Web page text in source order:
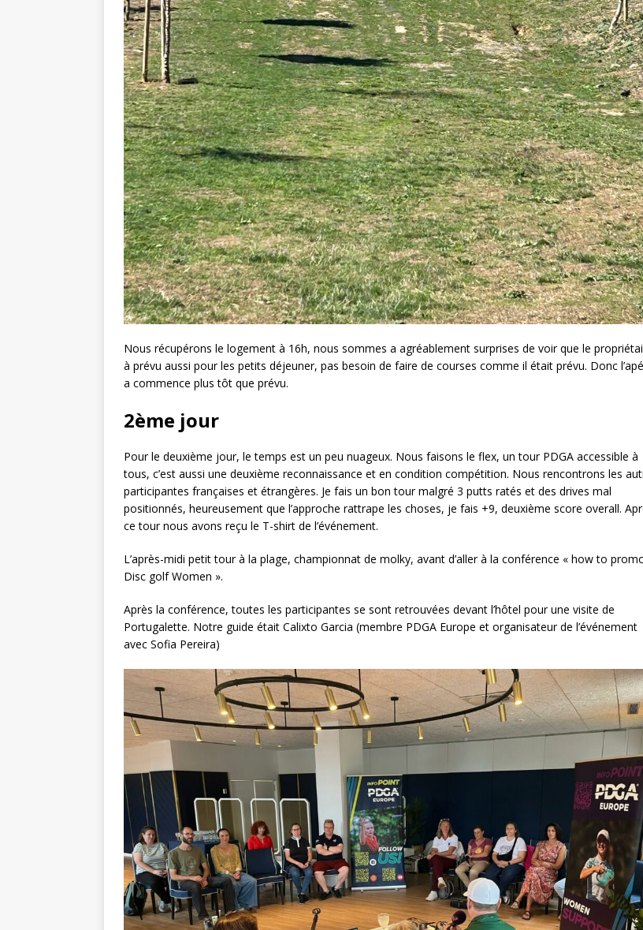
Nous récupérons le logement à 16h, nous sommes a agréablement surprises de voir que le
à prévu aussi pour les petits déjeuner, pas besoin de faire de courses comme il était prévu. Donc
a commence plus tôt que prévu.
2ème jour
Pour le deuxième jour, le temps est un peu nuageux. Nous faisons le flex, un tour PDGA accessible à
tous, c’est aussi une deuxième reconnaissance et en condition compétition. Nous rencontrons les
participantes françaises et étrangères. Je fais un bon tour malgré 3 putts ratés et des drives mal
positionnés, heureusement que l’approche rattrape les choses, je fais +9, deuxième score overall.
ce tour nous avons reçu le T-shirt de l’événement.
L’après-midi petit tour à la plage, championnat de molky, avant d’aller à la conférence « how to
Disc golf Women ».
Après la conférence, toutes les participantes se sont retrouvées devant l’hôtel pour une visite de
Portugalette. Notre guide était Calixto Garcia (membre PDGA Europe et organisateur de l’événement
avec Sofia Pereira)